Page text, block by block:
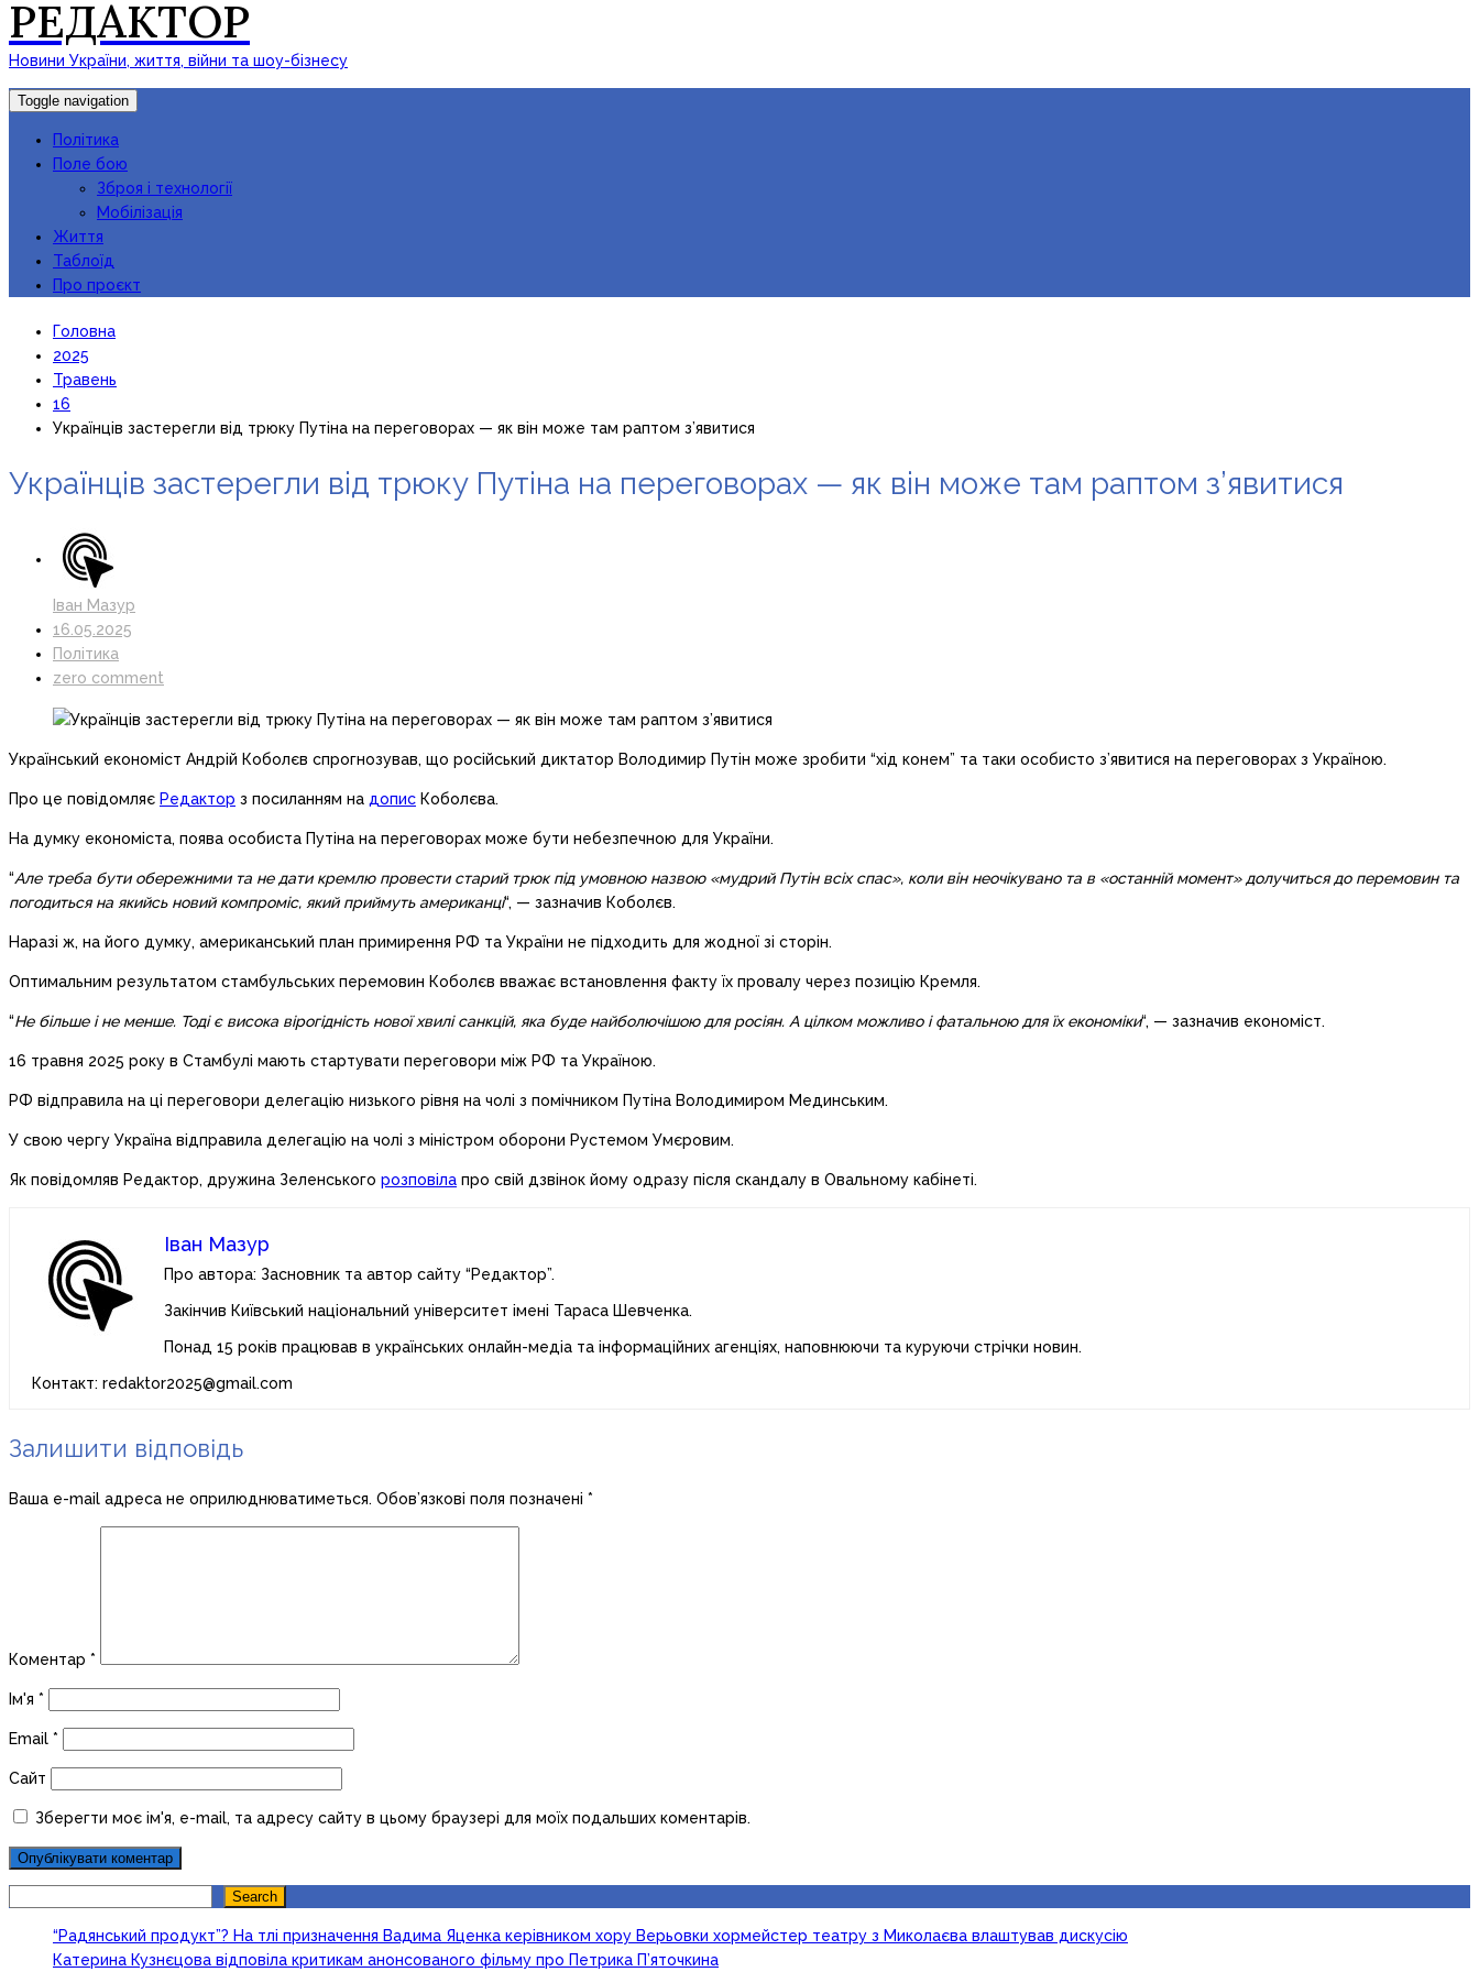
РЕДАКТОР
Новини України, життя, війни та шоу-бізнесу
Toggle navigation
Політика
Поле бою
Зброя і технології
Мобілізація
Життя
Таблоїд
Про проєкт
Головна
2025
Травень
16
Українців застерегли від трюку Путіна на переговорах — як він може там раптом з’явитися
Українців застерегли від трюку Путіна на переговорах — як він може там раптом з’явитися
Іван Мазур
16.05.2025
Політика
zero comment
Український економіст Андрій Коболєв спрогнозував, що російський диктатор Володимир Путін може зробити “хід конем” та таки особисто з’явитися на переговорах з Україною.
Про це повідомляє Редактор з посиланням на допис Коболєва.
На думку економіста, поява особиста Путіна на переговорах може бути небезпечною для України.
“Але треба бути обережними та не дати кремлю провести старий трюк під умовною назвою «мудрий Путін всіх спас», коли він неочікувано та в «останній момент» долучиться до перемовин та
погодиться на якийсь новий компроміс, який приймуть американці“, — зазначив Коболєв.
Наразі ж, на його думку, американський план примирення РФ та України не підходить для жодної зі сторін.
Оптимальним результатом стамбульських перемовин Коболєв вважає встановлення факту їх провалу через позицію Кремля.
“Не більше і не менше. Тоді є висока вірогідність нової хвилі санкцій, яка буде найболючішою для росіян. А цілком можливо і фатальною для їх економіки“, — зазначив економіст.
16 травня 2025 року в Стамбулі мають стартувати переговори між РФ та Україною.
РФ відправила на ці переговори делегацію низького рівня на чолі з помічником Путіна Володимиром Мединським.
У свою чергу Україна відправила делегацію на чолі з міністром оборони Рустемом Умєровим.
Як повідомляв Редактор, дружина Зеленського розповіла про свій дзвінок йому одразу після скандалу в Овальному кабінеті.
Іван Мазур
Про автора: Засновник та автор сайту “Редактор”.
Закінчив Київський національний університет імені Тараса Шевченка.
Понад 15 років працював в українських онлайн-медіа та інформаційних агенціях, наповнюючи та куруючи стрічки новин.
Контакт: redaktor2025@gmail.com
Залишити відповідь
Ваша e-mail адреса не оприлюднюватиметься. Обов’язкові поля позначені *
Коментар *
Ім'я *
Email *
Сайт
Зберегти моє ім'я, e-mail, та адресу сайту в цьому браузері для моїх подальших коментарів.
Search
“Радянський продукт”? На тлі призначення Вадима Яценка керівником хору Верьовки хормейстер театру з Миколаєва влаштував дискусію
Катерина Кузнєцова відповіла критикам анонсованого фільму про Петрика П’яточкина